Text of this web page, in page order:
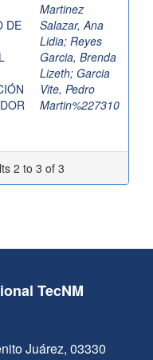
DE
Martinez
Salazar, Ana
Lidia; Reyes
Garcia, Brenda
Lizeth; Garcia
Vite, Pedro
Martin%227310
2 to 3 of 3
TecNM
Juárez, 03330